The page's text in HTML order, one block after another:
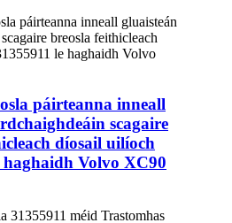
páirteanna inneall
scagaire
díosail uilíoch
haghaidh Volvo XC90
31355911 méid Trastomhas